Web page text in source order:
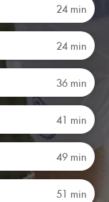
24 min
24 min
36 min
41 min
49 min
51 min